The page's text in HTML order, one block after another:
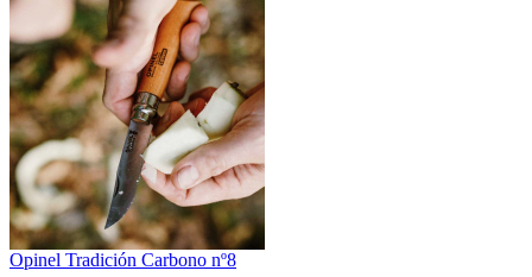
Opinel Tradición Carbono nº8